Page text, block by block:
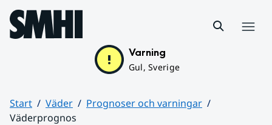
Hoppa till sidans innehåll
Varning
Gul, Sverige
Start Väder
Prognoser och varningar
Väderprognos